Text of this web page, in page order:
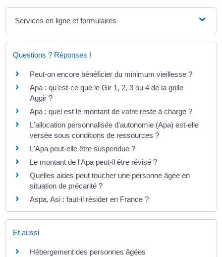
Services en ligne et formulaires
Questions ? Réponses !
Peut-on encore bénéficier du minimum vieillesse ?
Apa : qu'est-ce que le Gir 1, 2, 3 ou 4 de la grille
Aggir ?
Apa : quel est le montant de votre reste à charge ?
L'allocation personnalisée d'autonomie (Apa) est-elle
versée sous conditions de ressources ?
L'Apa peut-elle être suspendue ?
Le montant de l'Apa peut-il être révisé ?
Quelles aides peut toucher une personne âgée en
situation de précarité ?
Aspa, Asi : faut-il résider en France ?
Et aussi
Hébergement des personnes âgées